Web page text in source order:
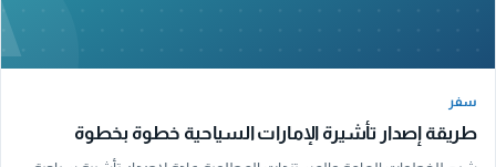
سفر
طريقة إصدار تأشيرة الإمارات السياحية خطوة بخطوة